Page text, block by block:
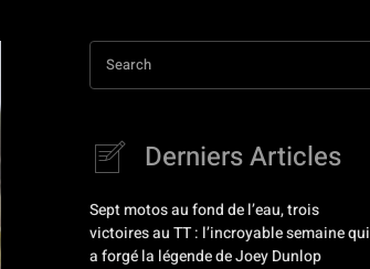
Search
Derniers Articles
Sept motos au fond de l’eau, trois
victoires au TT : l’incroyable semaine qui
a forgé la légende de Joey Dunlop